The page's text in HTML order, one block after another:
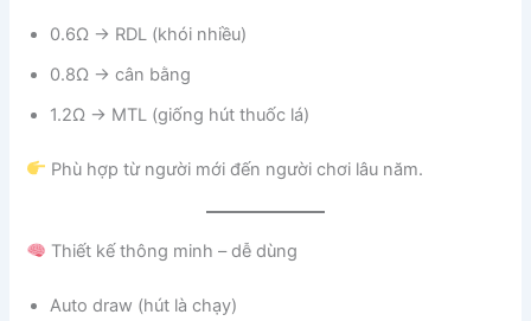
0.6Ω → RDL (khói nhiều)
0.8Ω → cân bằng
1.2Ω → MTL (giống hút thuốc lá)
Phù hợp từ người mới đến người chơi lâu năm.
Thiết kế thông minh – dễ dùng
Auto draw (hút là chạy)